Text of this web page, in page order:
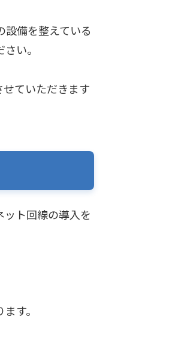
備を整えている
い。
ていただきます
ト回線の導入を
す。